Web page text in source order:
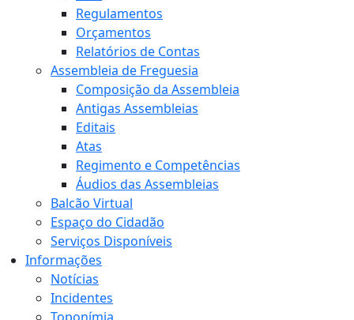
Regulamentos
Orçamentos
Relatórios de Contas
Assembleia de Freguesia
Composição da Assembleia
Antigas Assembleias
Editais
Atas
Regimento e Competências
Áudios das Assembleias
Balcão Virtual
Espaço do Cidadão
Serviços Disponíveis
Informações
Notícias
Incidentes